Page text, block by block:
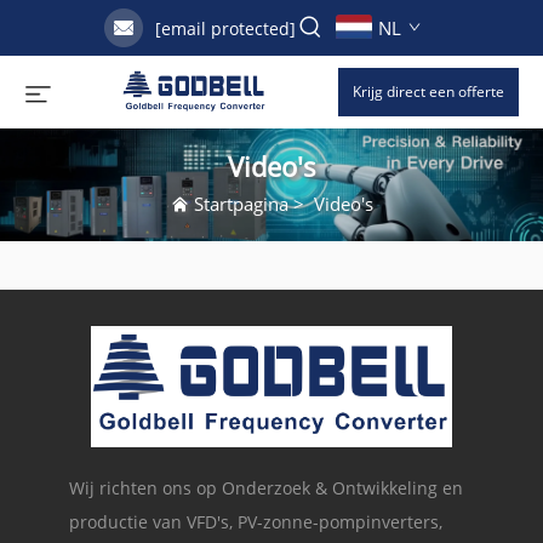
[email protected] NL
Krijg direct een offerte
Video's
Startpagina>Video's
Wij richten ons op Onderzoek & Ontwikkeling en
productie van VFD's, PV-zonne-pompinverters,